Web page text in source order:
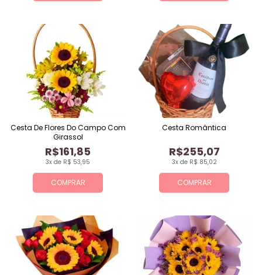
COMPRAR
3x de R$ 53,95
R$161,85
Cesta De Flores Do Campo Com
Girassol
COMPRAR
3x de R$ 85,02
R$255,07
Cesta Romântica